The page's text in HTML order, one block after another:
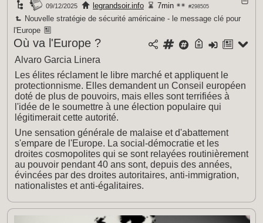
09/12/2025 legrandsoir.info 7min #298505
Nouvelle stratégie de sécurité américaine - le message clé pour
l'Europe
Où va l'Europe ?
Alvaro Garcia Linera
Les élites réclament le libre marché et appliquent le
protectionnisme. Elles demandent un Conseil européen
doté de plus de pouvoirs, mais elles sont terrifiées à
l'idée de le soumettre à une élection populaire qui
légitimerait cette autorité.
Une sensation générale de malaise et d'abattement
s'empare de l'Europe. La social-démocratie et les
droites cosmopolites qui se sont relayées routinièrement
au pouvoir pendant 40 ans sont, depuis des années,
évincées par des droites autoritaires, anti-immigration,
nationalistes et anti-égalitaires.